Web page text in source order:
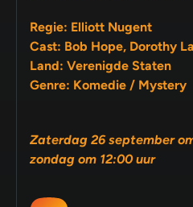
Regie: Elliott Nugent
Cast: Bob Hope, Dorothy
Land: Verenigde Staten
Genre: Komedie / Mystery
Zaterdag 26 september
zondag om 12:00 uur